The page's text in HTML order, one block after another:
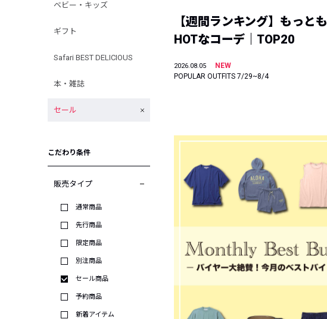
ベビー・キッズ
ギフト
Safari BEST DELICIOUS
本・雑誌
セール
こだわり条件
販売タイプ
通常商品
先行商品
限定商品
別注商品
セール商品
予約商品
新着アイテム
【週間ランキング】もっとも
HOTなコーデ｜TOP20
2026.08.05
NEW
POPULAR OUTFITS 7/29~8/4